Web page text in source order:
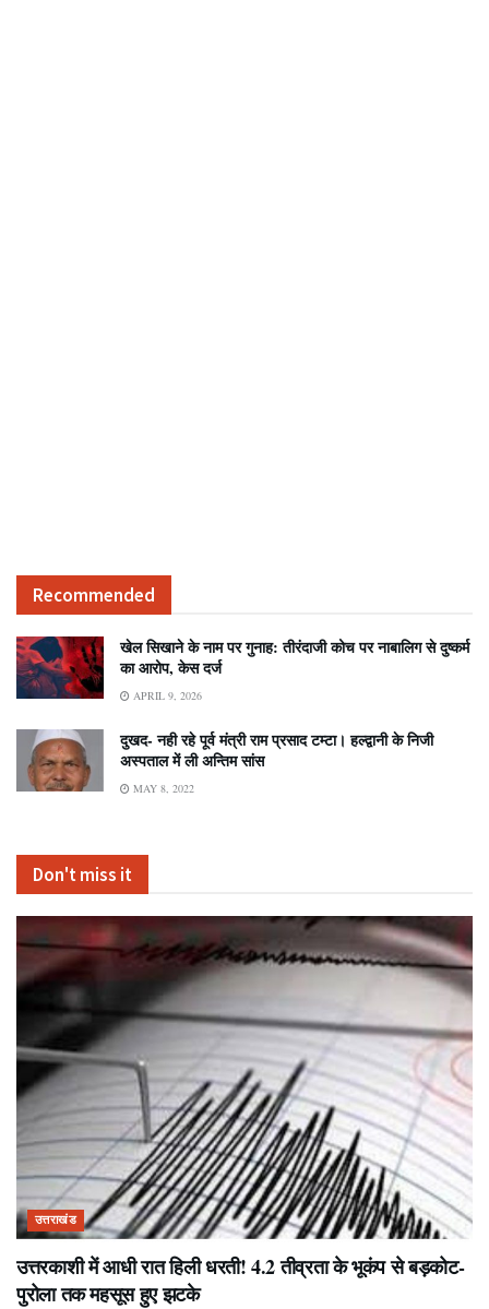
Recommended
खेल सिखाने के नाम पर गुनाह: तीरंदाजी कोच पर नाबालिग से दुष्कर्म
का आरोप, केस दर्ज
APRIL 9, 2026
दुखद- नही रहे पूर्व मंत्री राम प्रसाद टम्टा। हल्द्वानी के निजी
अस्पताल में ली अन्तिम सांस
MAY 8, 2022
Don't miss it
उत्तराखंड
उत्तरकाशी में आधी रात हिली धरती! 4.2 तीव्रता के भूकंप से बड़कोट-
पुरोला तक महसूस हुए झटके